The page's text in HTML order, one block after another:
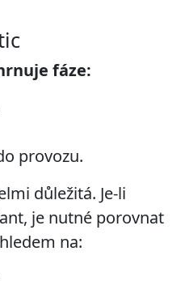
fáze:
provozu.
důležitá. Je-li
je nutné porovnat
na: